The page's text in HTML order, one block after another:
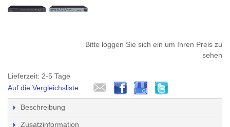
Bitte loggen Sie sich ein um Ihren Preis zu
sehen
Lieferzeit: 2-5 Tage
Auf die Vergleichsliste
Beschreibung
Zusatzinformation